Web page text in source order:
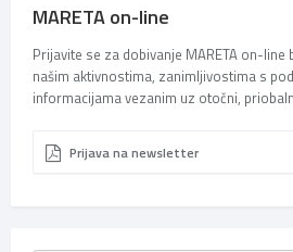
MARETA on-line
Prijavite se za dobivanje MARETA on-
našim aktivnostima, zanimljivostima s
informacijama vezanim uz otočni,
Prijava na newsletter